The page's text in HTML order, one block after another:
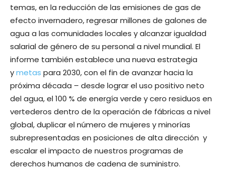
temas, en la reducción de las emisiones de gas de
efecto invernadero, regresar millones de galones de
agua a las comunidades locales y alcanzar igualdad
salarial de género de su personal a nivel mundial. El
informe también establece una nueva estrategia
ymetas para 2030, con el fin de avanzar hacia la
próxima década – desde lograr el uso positivo neto
del agua, el 100 % de energía verde y cero residuos en
vertederos dentro de la operación de fábricas a nivel
global, duplicar el número de mujeres y minorías
subrepresentadas en posiciones de alta dirección y
escalar el impacto de nuestros programas de
derechos humanos de cadena de suministro.